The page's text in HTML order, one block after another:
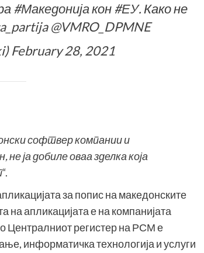
#Македонијакон #ЕУ. Како не
@VMRO_DPMNE
February 28, 2021
софтвер компании и
ја добиле оваа зделка која
“.
за попис на македонските
апликацијата е на компанијата
Централниот регистер на РСМ е
информатичка технологија и услуги